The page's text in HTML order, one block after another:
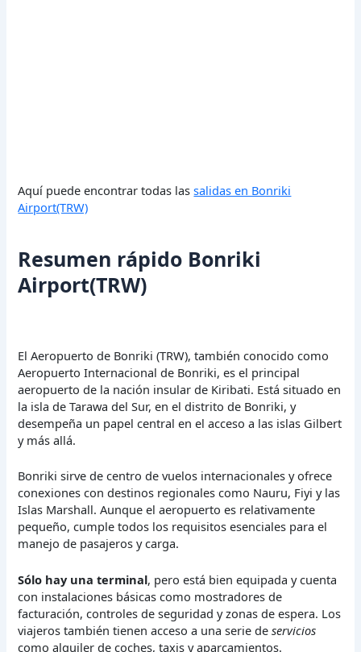
Aquí puede encontrar todas lassalidas en Bonriki
Airport(TRW)
Resumen rápido Bonriki
Airport(TRW)
El Aeropuerto de Bonriki (TRW), también conocido como
Aeropuerto Internacional de Bonriki, es el principal
aeropuerto de la nación insular de Kiribati. Está situado en
la isla de Tarawa del Sur, en el distrito de Bonriki, y
desempeña un papel central en el acceso a las islas Gilbert
y más allá.
Bonriki sirve de centro de vuelos internacionales y ofrece
conexiones con destinos regionales como Nauru, Fiyi y las
Islas Marshall. Aunque el aeropuerto es relativamente
pequeño, cumple todos los requisitos esenciales para el
manejo de pasajeros y carga.
Sólo hay una terminal, pero está bien equipada y cuenta
con instalaciones básicas como mostradores de
facturación, controles de seguridad y zonas de espera. Los
viajeros también tienen acceso a una serie deservicios
como alquiler de coches, taxis y aparcamientos.